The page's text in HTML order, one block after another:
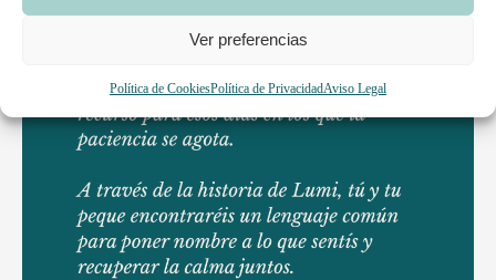
Ver preferencias
Política de CookiesPolítica de PrivacidadAviso Legal